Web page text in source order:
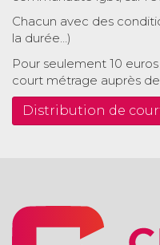
Chacun avec des
la durée…)
Pour seulement 10
court métrage auprès
Distribution de